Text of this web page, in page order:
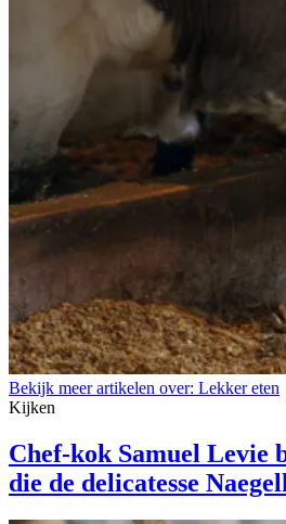
Bekijk meer artikelen over: Lekker eten
Kijken
Chef-kok Samuel Levie
die de delicatesse